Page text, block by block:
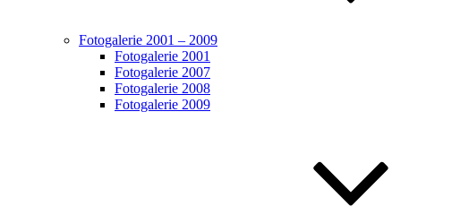
Fotogalerie 2001 – 2009
Fotogalerie 2001
Fotogalerie 2007
Fotogalerie 2008
Fotogalerie 2009